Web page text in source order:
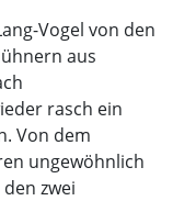
Vogel von den
aus
rasch ein
Von dem
ungewöhnlich
zwei